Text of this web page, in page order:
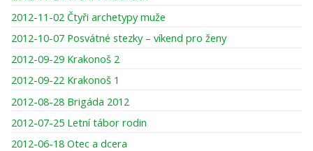
2012-11-02 Čtyři archetypy muže
2012-10-07 Posvátné stezky – víkend pro ženy
2012-09-29 Krakonoš 2
2012-09-22 Krakonoš 1
2012-08-28 Brigáda 2012
2012-07-25 Letní tábor rodin
2012-06-18 Otec a dcera